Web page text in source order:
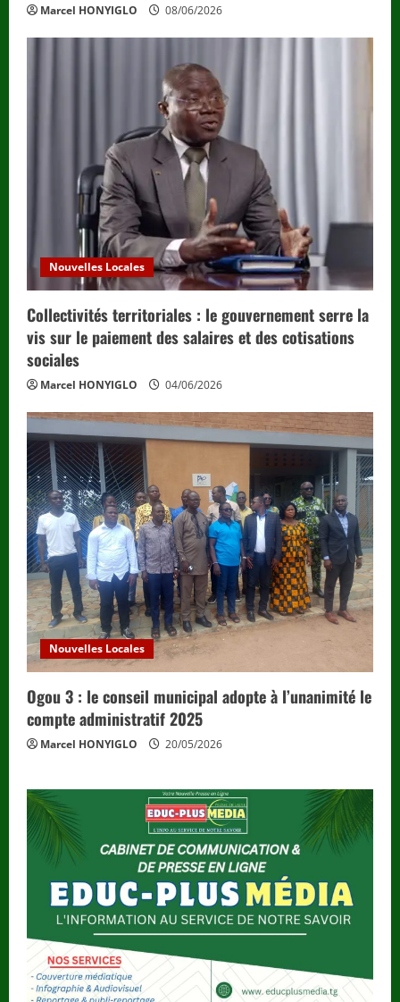
Marcel HONYIGLO 08/06/2026
Nouvelles Locales
Collectivités territoriales : le gouvernement serre la
vis sur le paiement des salaires et des cotisations
sociales
Marcel HONYIGLO 04/06/2026
Nouvelles Locales
Ogou 3 : le conseil municipal adopte à l’unanimité le
compte administratif 2025
Marcel HONYIGLO 20/05/2026